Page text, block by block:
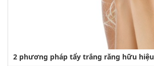
2 phương pháp tẩy trắng răng hữu hiệu